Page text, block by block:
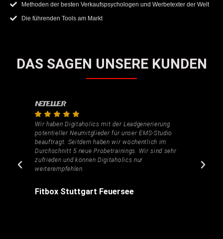
Methoden der besten Verkaufspsychologen und Werbetexter der Welt
Die führenden Tools am Markt
DAS SAGEN UNSERE KUNDEN
Wir haben Digitaholics mit der Leadgenerierung
potentieller Neumitglieder für unser EMS-Studio
beauftragt. Seitdem haben wir wöchentlich im
Durchschnitt 5 neue Probetrainings. Wir sind sehr
zufrieden und können Digitaholics nur
weiterempfehlen.
Fitbox Stuttgart Feuersee